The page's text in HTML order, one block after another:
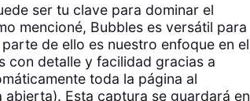
ser tu clave para dominar el
mencioné, Bubbles es versátil para
de ello es nuestro enfoque en el
con detalle y facilidad gracias a
toda la página al
Esta captura se guardará en